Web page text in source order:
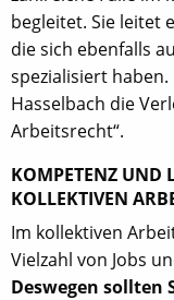
begleitet. Sie leitet
die sich ebenfalls
spezialisiert
Hasselbach die
Arbeitsrecht“.
KOMPETENZ UND
KOLLEKTIVEN
Im kollektiven
Vielzahl von Jobs
Deswegen sollten